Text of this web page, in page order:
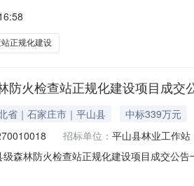
标准:招标代理服务费参考国家计委颁布
正规化建设
防火检查站正规化建设项目成交
省｜石家庄市｜平山县
中标339万元
招标单位： 平山县林业工作站
森林防火检查站正规化建设项目成交公